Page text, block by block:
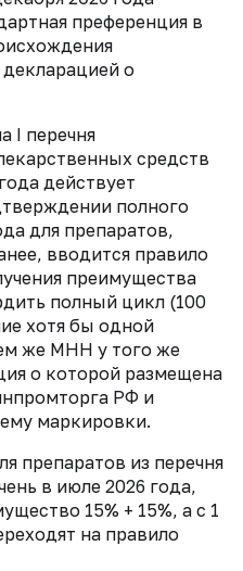
преференция в
о
I перечня
средств
действует
полного
для препаратов,
вводится правило
преимущества
полный цикл (100
хотя бы одной
же МНН у того же
о которой размещена
РФ и
маркировки.
препаратов из перечня
в июле 2026 года,
15% + 15%, а с 1
на правило